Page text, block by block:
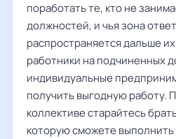
поработать те, кто не
должностей, и чья зона
распространяется дальше
работники на подчиненных
индивидуальные
получить выгодную работу.
коллективе старайтесь
которую сможете